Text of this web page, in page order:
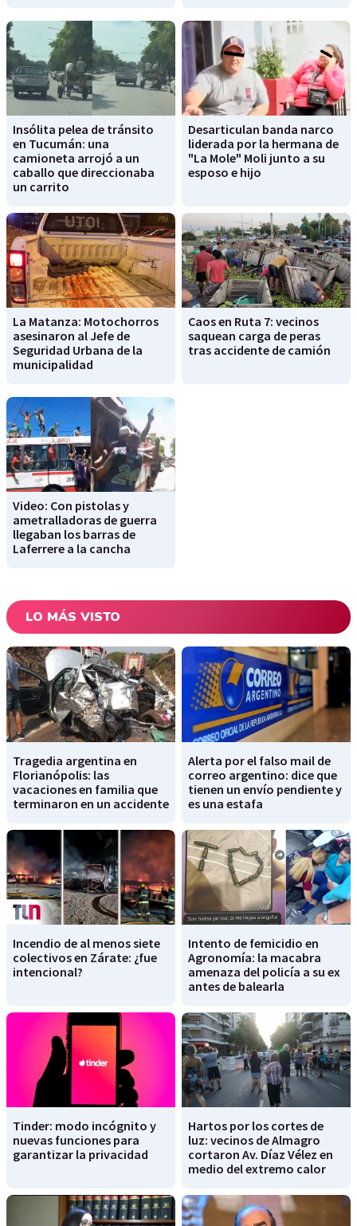
Insólita pelea de tránsito
en Tucumán: una
camioneta arrojó a un
caballo que direccionaba
un carrito
Desarticulan banda narco
liderada por la hermana de
"La Mole" Moli junto a su
esposo e hijo
La Matanza: Motochorros
asesinaron al Jefe de
Seguridad Urbana de la
municipalidad
Caos en Ruta 7: vecinos
saquean carga de peras
tras accidente de camión
Video: Con pistolas y
ametralladoras de guerra
llegaban los barras de
Laferrere a la cancha
LO MÁS VISTO
Tragedia argentina en
Florianópolis: las
vacaciones en familia que
terminaron en un accidente
Alerta por el falso mail de
correo argentino: dice que
tienen un envío pendiente y
es una estafa
Incendio de al menos siete
colectivos en Zárate: ¿fue
intencional?
Intento de femicidio en
Agronomía: la macabra
amenaza del policía a su ex
antes de balearla
Tinder: modo incógnito y
nuevas funciones para
garantizar la privacidad
Hartos por los cortes de
luz: vecinos de Almagro
cortaron Av. Díaz Vélez en
medio del extremo calor